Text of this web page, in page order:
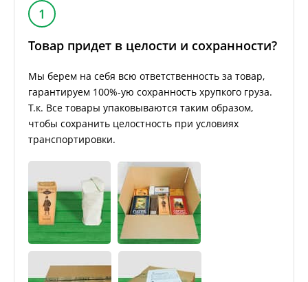
1
Товар придет в целости и сохранности?
Мы берем на себя всю ответственность за товар,
гарантируем 100%-ую сохранность хрупкого груза.
Т.к. Все товары упаковываются таким образом,
чтобы сохранить целостность при условиях
транспортировки.